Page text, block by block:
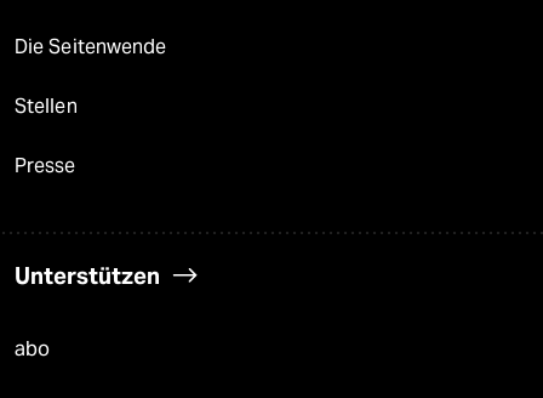
Die Seitenwende
Stellen
Presse
Unterstützen
abo